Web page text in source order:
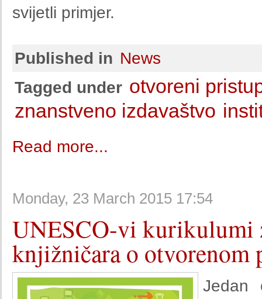
svijetli primjer.
Published in News
Tagged under otvoreni
znanstveno izdavaštvo
Read more...
Monday, 23 March 2015 17:54
UNESCO-vi kurikulumi
knjižničara o otvorenom
Jedan